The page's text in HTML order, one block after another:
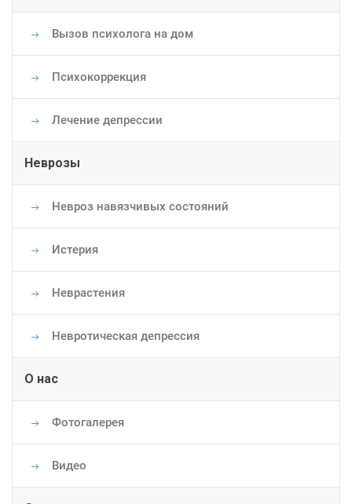
Вызов психолога на дом
Психокоррекция
Лечение депрессии
Неврозы
Невроз навязчивых состояний
Истерия
Неврастения
Невротическая депрессия
О нас
Фотогалерея
Видео